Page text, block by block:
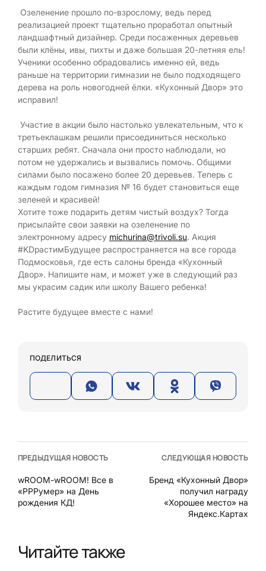
Озеленение прошло по-взрослому, ведь перед
реализацией проект тщательно проработал опытный
ландшафтный дизайнер. Среди посаженных деревьев
были клёны, ивы, пихты и даже большая 20-летняя ель!
Ученики особенно обрадовались именно ей, ведь
раньше на территории гимназии не было подходящего
дерева на роль новогодней ёлки. «Кухонный Двор» это
исправил!
Участие в акции было настолько увлекательным, что к
третьеклашкам решили присоединиться несколько
старших ребят. Сначала они просто наблюдали, но
потом не удержались и вызвались помочь. Общими
силами было посажено более 20 деревьев. Теперь с
каждым годом гимназия № 16 будет становиться еще
зеленей и красивей!
Хотите тоже подарить детям чистый воздух? Тогда
присылайте свои заявки на озеленение по
электронному адресу michurina@trivoli.su. Акция
#KDрастимБудущее распространяется на все города
Подмосковья, где есть салоны бренда «Кухонный
Двор». Напишите нам, и может уже в следующий раз
мы украсим садик или школу Вашего ребенка!
Растите будущее вместе с нами!
ПОДЕЛИТЬСЯ
ПРЕДЫДУЩАЯ НОВОСТЬ
wROOM-wROOM! Все в
«РРРумер» на День
рождения КД!
СЛЕДУЮЩАЯ НОВОСТЬ
Бренд «Кухонный Двор»
получил награду
«Хорошее место» на
Яндекс.Картах
Читайте также